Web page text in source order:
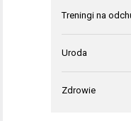
Treningi na
Uroda
Zdrowie